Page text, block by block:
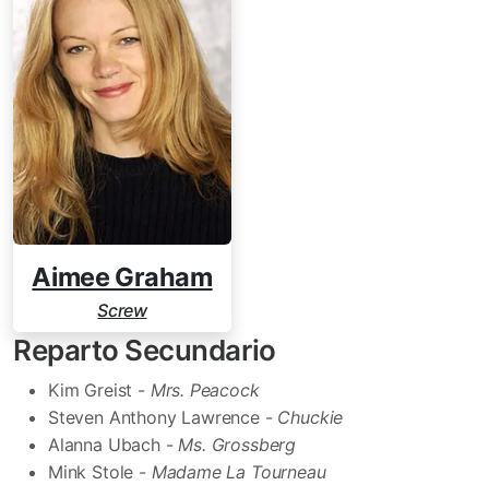
Aimee Graham
Screw
Reparto Secundario
Kim Greist - Mrs. Peacock
Steven Anthony Lawrence - Chuckie
Alanna Ubach -Ms. Grossberg
Mink Stole - Madame La Tourneau